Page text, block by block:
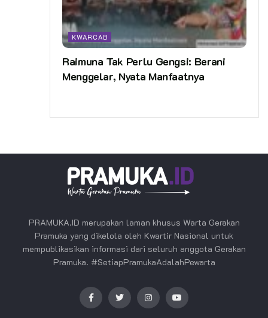
KWARCAB
Raimuna Tak Perlu Gengsi: Berani
Menggelar, Nyata Manfaatnya
PRAMUKA.ID merupakan laman khusus Warta Gerakan
Pramuka yang dikelola oleh Kwartir Nasional untuk
mempublikasikan informasi dari seluruh anggota Gerakan
Pramuka. #SetiapPramukaAdalahPewarta